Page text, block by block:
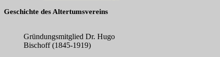
Geschichte des Altertumsvereins
Gründungsmitglied Dr. Hugo
Bischoff (1845-1919)